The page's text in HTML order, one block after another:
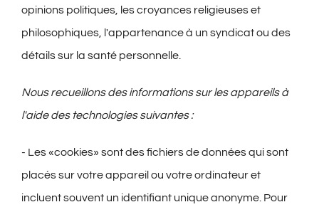
opinions politiques, les croyances religieuses et
philosophiques, l'appartenance à un syndicat ou des
détails sur la santé personnelle.
Nous recueillons des informations sur les appareils à
l'aide des technologies suivantes :
- Les «cookies» sont des fichiers de données qui sont
placés sur votre appareil ou votre ordinateur et
incluent souvent un identifiant unique anonyme. Pour